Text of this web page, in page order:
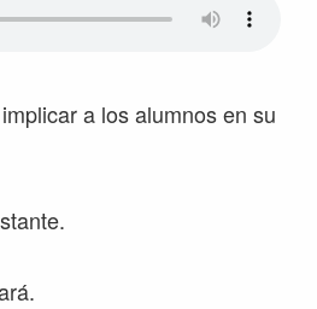
a los alumnos en su